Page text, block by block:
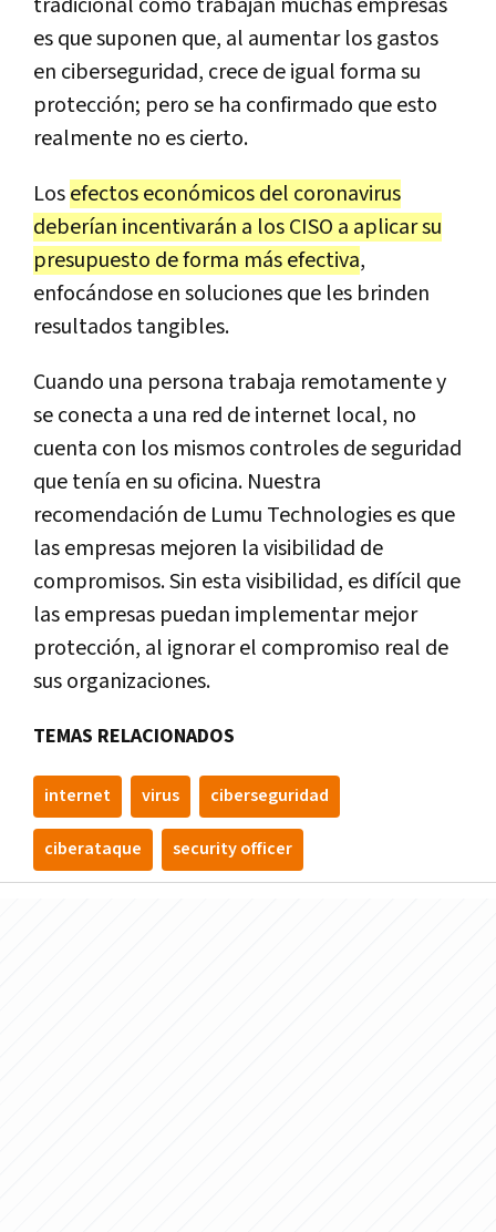
es que suponen que, al aumentar los gastos
en ciberseguridad, crece de igual forma su
protección; pero se ha confirmado que esto
realmente no es cierto.
Losefectos económicos del coronavirus
deberían incentivarán a los CISO a aplicar su
presupuesto de forma más efectiva,
enfocándose en soluciones que les brinden
resultados tangibles.
Cuando una persona trabaja remotamente y
se conecta a una red de internet local, no
cuenta con los mismos controles de seguridad
que tenía en su oficina. Nuestra
recomendación de Lumu Technologies es que
las empresas mejoren la visibilidad de
compromisos. Sin esta visibilidad, es difícil que
las empresas puedan implementar mejor
protección, al ignorar el compromiso real de
sus organizaciones.
TEMAS RELACIONADOS
internet virus ciberseguridad
ciberataque security officer